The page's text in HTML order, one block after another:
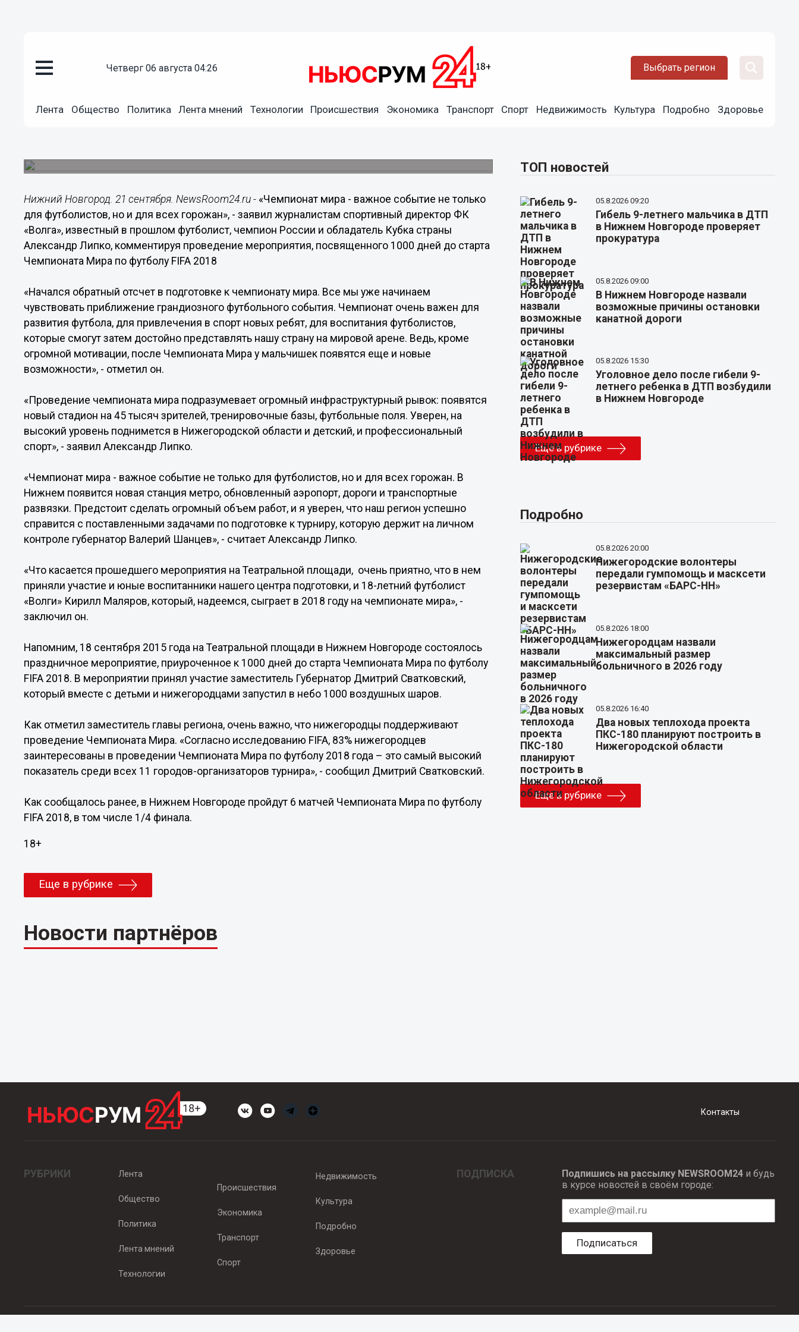
четверг 06 августа 04:26 Выбрать регион
Лента Общество Политика Лента мнений Технологии Происшествия Экономика Транспорт Спорт Недвижимость Культура Подробно Здоровье
21.09.2015 12:48
Чемпионат мира - важное событие не только для
футболистов, но и для всех нижегородцев, - Александр
Нижний Новгород. 21 сентября. NewsRoom24.ru - «Чемпионат мира - важное событие не только
для футболистов, но и для всех горожан», - заявил журналистам спортивный директор ФК
«Волга», известный в прошлом футболист, чемпион России и обладатель Кубка страны
Александр Липко, комментируя проведение мероприятия, посвященного 1000 дней до старта
Чемпионата Мира по футболу FIFA 2018
«Начался обратный отсчет в подготовке к чемпионату мира. Все мы уже начинаем
чувствовать приближение грандиозного футбольного события. Чемпионат очень важен для
развития футбола, для привлечения в спорт новых ребят, для воспитания футболистов,
которые смогут затем достойно представлять нашу страну на мировой арене. Ведь, кроме
огромной мотивации, после Чемпионата Мира у мальчишек появятся еще и новые
возможности», - отметил он.
«Проведение чемпионата мира подразумевает огромный инфраструктурный рывок: появятся
новый стадион на 45 тысяч зрителей, тренировочные базы, футбольные поля. Уверен, на
высокий уровень поднимется в Нижегородской области и детский, и профессиональный
спорт», - заявил Александр Липко.
«Чемпионат мира - важное событие не только для футболистов, но и для всех горожан. В
Нижнем появится новая станция метро, обновленный аэропорт, дороги и транспортные
развязки. Предстоит сделать огромный объем работ, и я уверен, что наш регион успешно
справится с поставленными задачами по подготовке к турниру, которую держит на личном
контроле губернатор Валерий Шанцев», - считает Александр Липко.
«Что касается прошедшего мероприятия на Театральной площади, очень приятно, что в нем
приняли участие и юные воспитанники нашего центра подготовки, и 18-летний футболист
«Волги» Кирилл Маляров, который, надеемся, сыграет в 2018 году на чемпионате мира», -
заключил он.
Напомним, 18 сентября 2015 года на Театральной площади в Нижнем Новгороде состоялось
праздничное мероприятие, приуроченное к 1000 дней до старта Чемпионата Мира по футболу
FIFA 2018. В мероприятии принял участие заместитель Губернатор Дмитрий Сватковский,
который вместе с детьми и нижегородцами запустил в небо 1000 воздушных шаров.
Как отметил заместитель главы региона, очень важно, что нижегородцы поддерживают
проведение Чемпионата Мира. «Согласно исследованию FIFA, 83% нижегородцев
заинтересованы в проведении Чемпионата Мира по футболу 2018 года – это самый высокий
показатель среди всех 11 городов-организаторов турнира», - сообщил Дмитрий Сватковский.
Как сообщалось ранее, в Нижнем Новгороде пройдут 6 матчей Чемпионата Мира по футболу
FIFA 2018, в том числе 1/4 финала.
18+
Еще в рубрике
Новости партнёров
ТОП новостей
05.8.2026 09:20
Гибель 9-летнего мальчика в ДТП
в Нижнем Новгороде проверяет
прокуратура
05.8.2026 09:00
В Нижнем Новгороде назвали
возможные причины остановки
канатной дороги
05.8.2026 15:30
Уголовное дело после гибели 9-
летнего ребенка в ДТП возбудили
в Нижнем Новгороде
Еще в рубрике
Подробно
05.8.2026 20:00
Нижегородские волонтеры
передали гумпомощь и масксети
резервистам «БАРС-НН»
05.8.2026 18:00
Нижегородцам назвали
максимальный размер
больничного в 2026 году
05.8.2026 16:40
Два новых теплохода проекта
ПКС-180 планируют построить в
Нижегородской области
Еще в рубрике
Контакты
РУБРИКИ Лента
Общество
Политика
Лента мнений
Технологии
Происшествия
Экономика
Транспорт
Спорт
Недвижимость
Культура
Подробно
Здоровье
ПОДПИСКА Подпишись на рассылку NEWSROOM24и будь
в курсе новостей в своём городе:
Подписаться